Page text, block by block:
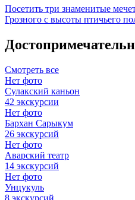
Посетить три знаменитые
Грозного с высоты птичьего
Смотреть все
Нет фото
Сулакский каньон
42 экскурсии
Нет фото
Бархан Сарыкум
26 экскурсий
Нет фото
Аварский театр
14 экскурсий
Нет фото
Унцукуль
8 экскурсий